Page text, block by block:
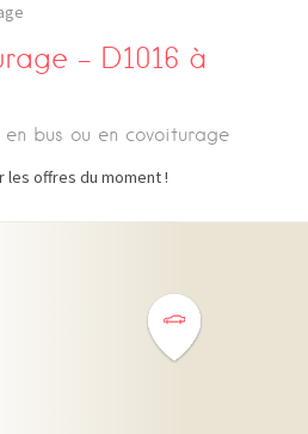
– D1016 à
en bus ou en covoiturage
les offres du moment !